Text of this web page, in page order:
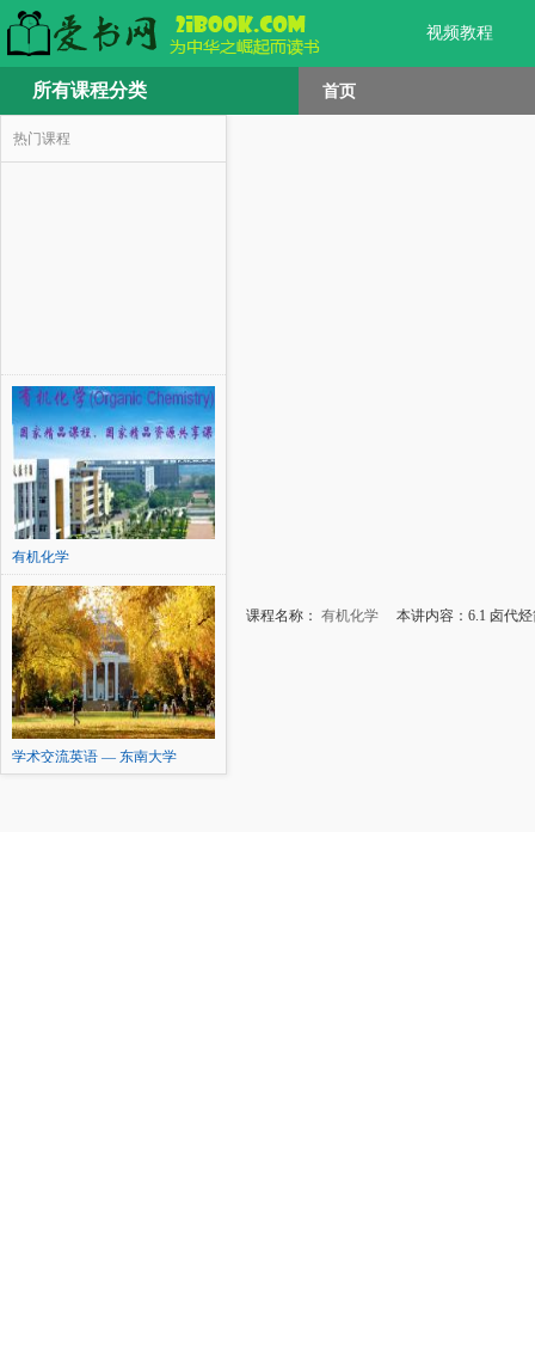
视频教程
所有课程分类 首页
热门课程
有机化学
学术交流英语 — 东南大学
课程名称： 有机化学 本讲内容：6.1 卤代烃